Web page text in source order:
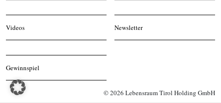
Videos Newsletter
Gewinnspiel
© 2026 Lebensraum Tirol Holding GmbH